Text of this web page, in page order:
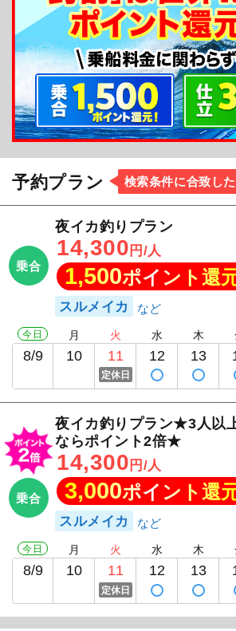
よ。キャビン付きなので波しぶき
にすごせますし、通路が広いので
ずトイレ、キャビン等への移動が
予約プラン 検索条件に合致し
乗合
夜イカ釣りプラン
14,300 円/人
1,500ポイント還
スルメイカ
今日
8/9
月
10
火
11
定休日
水
12
木
13
乗合
夜イカ釣りプラン★3人以
ならポイント2倍★
14,300 円/人
3,000ポイント還
スルメイカ
今日
8/9
月
10
火
11
定休日
水
12
木
13